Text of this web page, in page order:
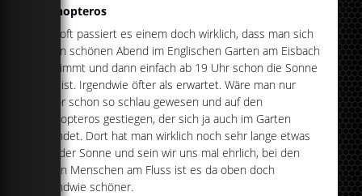
Monopteros
Wie oft passiert es einem doch wirklich, dass man sich
einen schönen Abend im Englischen Garten am Eisbach
vornimmt und dann einfach ab 19 Uhr schon die Sonne
weg ist. Irgendwie öfter als erwartet. Wäre man nur
davor schon so schlau gewesen und auf den
Monopteros gestiegen, der sich ja auch im Garten
befindet. Dort hat man wirklich noch sehr lange etwas
von der Sonne und sein wir uns mal ehrlich, bei den
vielen Menschen am Fluss ist es da oben doch
irgendwie schöner.